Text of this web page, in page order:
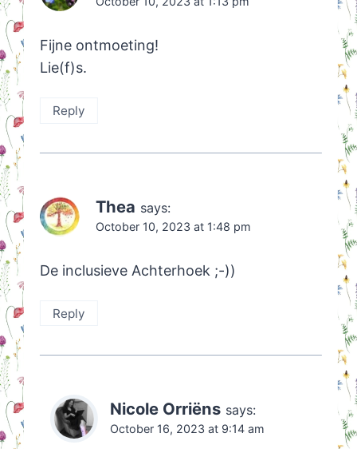
Fijne ontmoeting!
Lie(f)s.
Reply
Thea says:
October 10, 2023 at 1:48 pm
De inclusieve Achterhoek ;-))
Reply
Nicole Orriëns says:
October 16, 2023 at 9:14 am